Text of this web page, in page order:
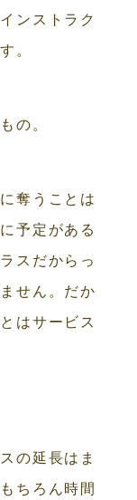
ンストラク
。
の。
奪うことは
予定がある
スだからっ
せん。だか
はサービス
の延長はま
ちろん時間